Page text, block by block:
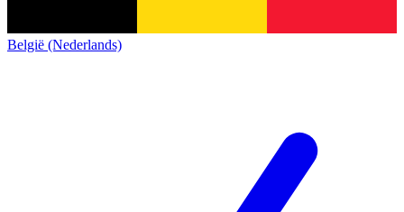
België (Nederlands)